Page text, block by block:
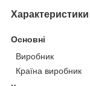
Характеристики
Основні
Виробник
Країна виробник